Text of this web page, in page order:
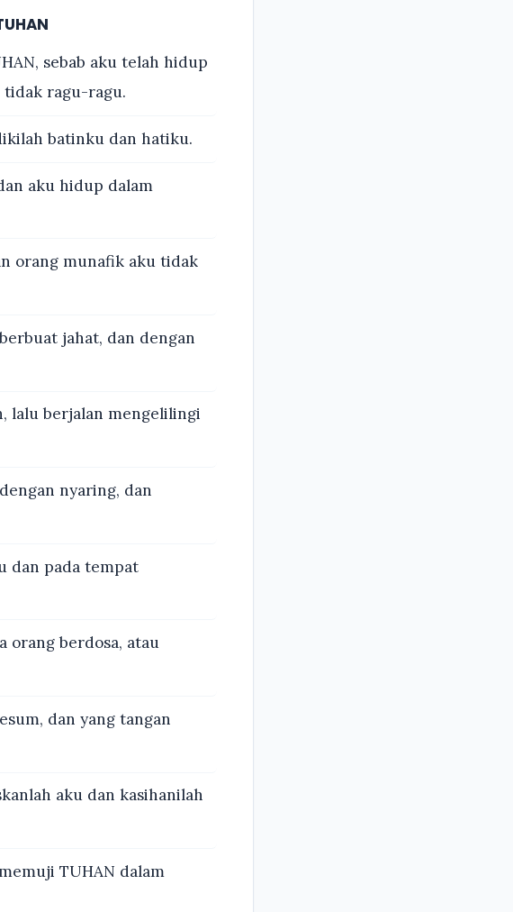
sebab aku telah hidup
tidak ragu-ragu.
batinku dan hatiku.
aku hidup dalam
orang munafik aku tidak
jahat, dan dengan
lalu berjalan mengelilingi
nyaring, dan
dan pada tempat
orang berdosa, atau
dan yang tangan
aku dan kasihanilah
TUHAN dalam